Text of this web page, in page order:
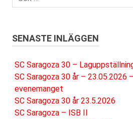
SENASTE INLÄGGEN
SC Saragoza 30 –
SC Saragoza 30 år – 23.05.2026
evenemanget
SC Saragoza 30 år 23.5.2026
SC Saragoza – ISB II